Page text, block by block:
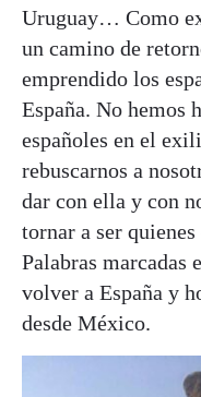
Uruguay… Como
un camino de
emprendido los
España. No hemos
españoles en el
rebuscarnos a
dar con ella y con
tornar a ser
Palabras marcadas
volver a España y
desde México.